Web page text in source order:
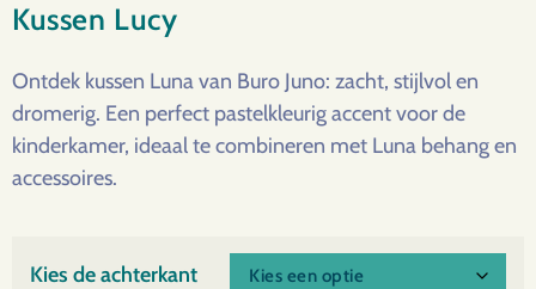
Kussen Lucy
Ontdek kussen Luna van Buro Juno: zacht, stijlvol en
dromerig. Een perfect pastelkleurig accent voor de
kinderkamer, ideaal te combineren met Luna behang en
accessoires.
Kies de achterkant